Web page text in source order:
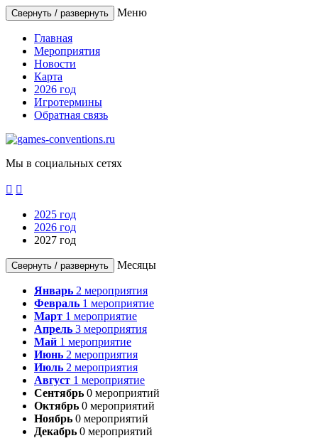
Свернуть / развернуть Меню
Главная
Мероприятия
Новости
Карта
2026 год
Игротермины
Обратная связь
Мы в социальных сетях
 
2025 год
2026 год
2027 год
Свернуть / развернуть Месяцы
Январь 2 мероприятия
Февраль 1 мероприятие
Март 1 мероприятие
Апрель 3 мероприятия
Май 1 мероприятие
Июнь 2 мероприятия
Июль 2 мероприятия
Август 1 мероприятие
Сентябрь 0 мероприятий
Октябрь 0 мероприятий
Ноябрь 0 мероприятий
Декабрь 0 мероприятий